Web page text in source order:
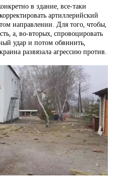
в здание, все-таки
артиллерийский
направлении. Для того, чтобы,
а, во-вторых, спровоцировать
удар и потом обвинить,
развязала агрессию против.